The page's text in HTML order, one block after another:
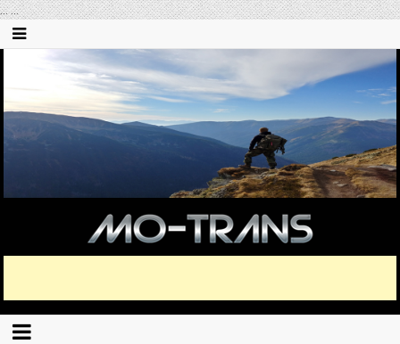
......